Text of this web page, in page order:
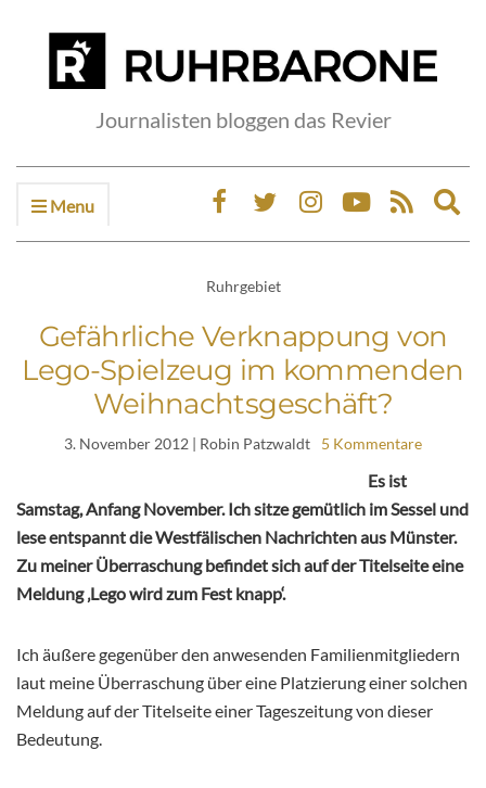
Journalisten bloggen das Revier
Menu
Ruhrgebiet
Gefährliche Verknappung von
Lego-Spielzeug im kommenden
Weihnachtsgeschäft?
3. November 2012 | Robin Patzwaldt 5 Kommentare
Es ist
Samstag, Anfang November. Ich sitze gemütlich im Sessel und
lese entspannt die Westfälischen Nachrichten aus Münster.
Zu meiner Überraschung befindet sich auf der Titelseite eine
Meldung ‚Lego wird zum Fest knapp‘.
Ich äußere gegenüber den anwesenden Familienmitgliedern
laut meine Überraschung über eine Platzierung einer solchen
Meldung auf der Titelseite einer Tageszeitung von dieser
Bedeutung.